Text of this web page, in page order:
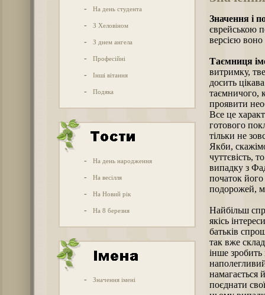
- На день студента
- З Хеловіном
- З днем ангела
- Професійні
- Інші вітання
- Подяка
- На день народження
- На весілля
- На Новий рік
- На 8 березня
- Значення імені
Значення і
єврейською
версією
Таємниця
витримку,
досить
таємничого,
проявити
Все це
готового
тільки не
Якби,
чуттєвість,
випадку з
початок
подорожей,
Найбільш
якісь
батьків
так вже
інше
поєднати